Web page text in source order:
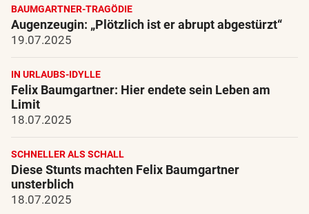
BAUMGARTNER-TRAGÖDIE
Augenzeugin: „Plötzlich ist er abrupt abgestürzt“
19.07.2025
IN URLAUBS-IDYLLE
Felix Baumgartner: Hier endete sein Leben am
Limit
18.07.2025
SCHNELLER ALS SCHALL
Diese Stunts machten Felix Baumgartner
unsterblich
18.07.2025